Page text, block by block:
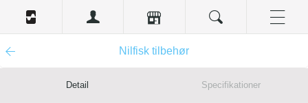
Nilfisk tilbehør
Detail Specifikationer